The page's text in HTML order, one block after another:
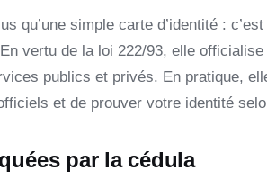
qu’une simple carte d’identité : c’est
vertu de la loi 222/93, elle
publics et privés. En pratique,
et de prouver votre identité
par la cédula